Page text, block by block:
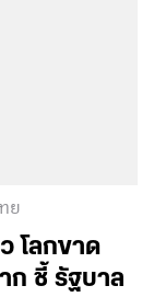
ย
โลกขาด
ก ชี้ รัฐบาล